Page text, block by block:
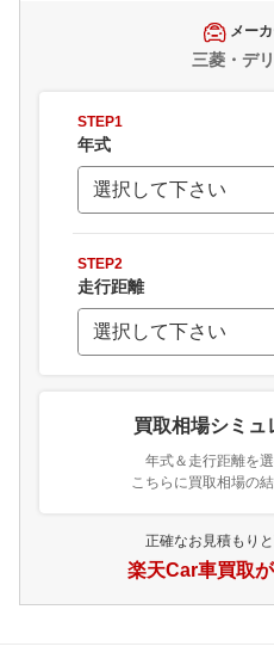
メー
三菱・デ
STEP1
年式
STEP2
走行距離
買取相場シミュ
年式＆走行距離を
こちらに買取相場の
正確なお見積もり
楽天Car車買取が